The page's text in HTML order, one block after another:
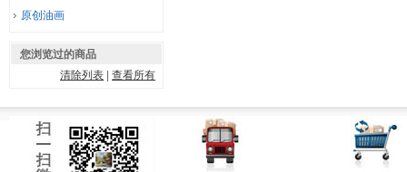
原创油画
您浏览过的商品
清除列表 |查看所有